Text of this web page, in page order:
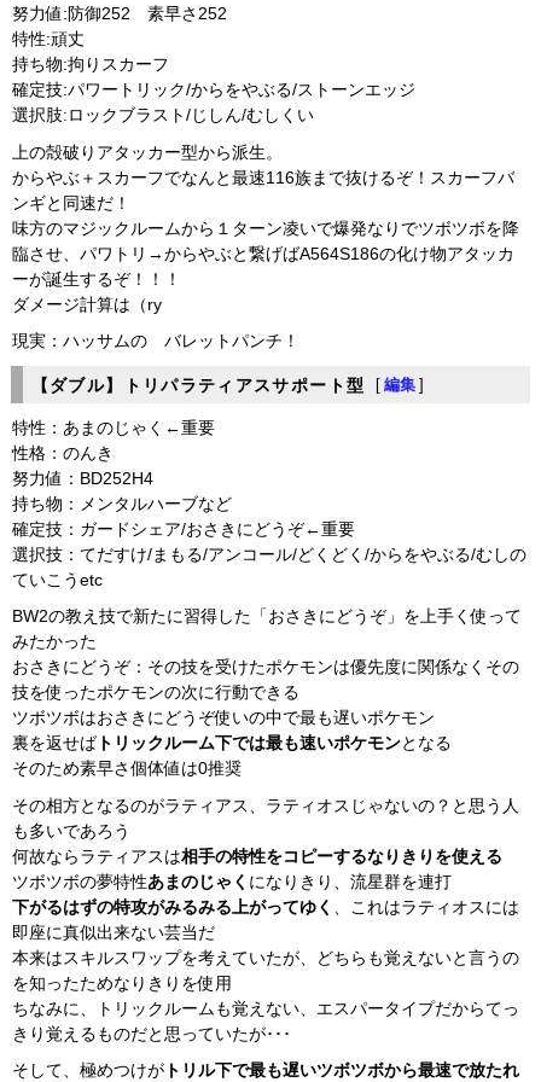
努力値:防御252 素早さ252
特性:頑丈
持ち物:拘りスカーフ
確定技:パワートリック/からをやぶる/ストーンエッジ
選択肢:ロックブラスト/じしん/むしくい
上の殻破りアタッカー型から派生。
からやぶ＋スカーフでなんと最速116族まで抜けるぞ！スカーフバ
ンギと同速だ！
味方のマジックルームから１ターン凌いで爆発なりでツボツボを降
臨させ、パワトリ→からやぶと繋げばA564S186の化け物アタッカ
ーが誕生するぞ！！！
ダメージ計算は（ry
現実：ハッサムの バレットパンチ！
【ダブル】トリパラティアスサポート型 [ 編集 ]
特性：あまのじゃく←重要
性格：のんき
努力値：BD252H4
持ち物：メンタルハーブなど
確定技：ガードシェア/おさきにどうぞ←重要
選択技：てだすけ/まもる/アンコール/どくどく/からをやぶる/むしの
ていこうetc
BW2の教え技で新たに習得した「おさきにどうぞ」を上手く使って
みたかった
おさきにどうぞ：その技を受けたポケモンは優先度に関係なくその
技を使ったポケモンの次に行動できる
ツボツボはおさきにどうぞ使いの中で最も遅いポケモン
裏を返せばトリックルーム下では最も速いポケモンとなる
そのため素早さ個体値は0推奨
その相方となるのがラティアス、ラティオスじゃないの？と思う人
も多いであろう
何故ならラティアスは相手の特性をコピーするなりきりを使える
ツボツボの夢特性あまのじゃく になりきり、流星群を連打
下がるはずの特攻がみるみる上がってゆく
、これはラティオスには
即座に真似出来ない芸当だ
本来はスキルスワップを考えていたが、どちらも覚えないと言うの
を知ったためなりきりを使用
ちなみに、トリックルームも覚えない、エスパータイプだからてっ
きり覚えるものだと思っていたが･･･
そして、極めつけが トリル下で最も遅いツボツボから最速で放たれ